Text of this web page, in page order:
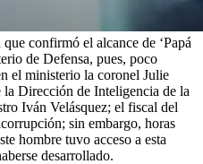
confirmó el alcance de ‘Papá
de Defensa, pues, poco
el ministerio la coronel Julie
Dirección de Inteligencia de la
Iván Velásquez; el fiscal del
sin embargo, horas
hombre tuvo acceso a esta
desarrollado.